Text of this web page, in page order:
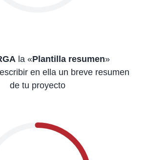
la «Plantilla resumen»
en ella un breve resumen
de tu proyecto